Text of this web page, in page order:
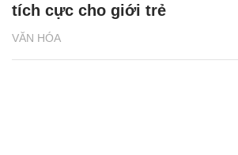
VĂN HÓA
tích cực cho giới trẻ